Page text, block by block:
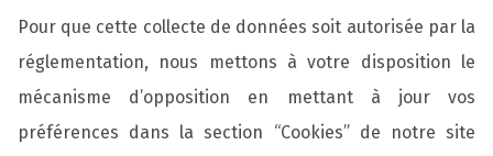
Pour que cette collecte de données soit autorisée par la
réglementation, nous mettons à votre disposition le
mécanisme d’opposition en mettant à jour vos
préférences dans la section “Cookies” de notre site